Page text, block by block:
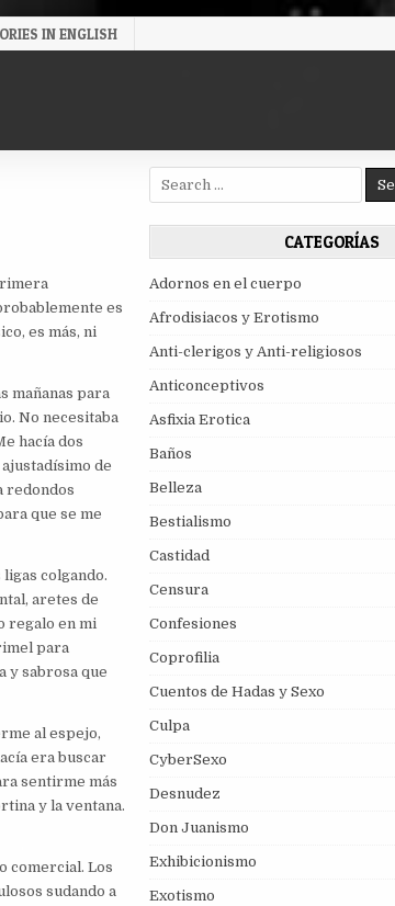
IN ENGLISH
es
es más, ni
mañanas para
No necesitaba
hacía dos
de
redondos
que se me
colgando.
aretes de
regalo en mi
para
y sabrosa que
al espejo,
era buscar
sentirme más
y la ventana.
comercial. Los
sudando a
CATEGORÍAS
Adornos en el cuerpo
Afrodisiacos y Erotismo
Anti-clerigos y Anti-religiosos
Anticonceptivos
Asfixia Erotica
Baños
Belleza
Bestialismo
Castidad
Censura
Confesiones
Coprofilia
Cuentos de Hadas y Sexo
Culpa
CyberSexo
Desnudez
Don Juanismo
Exhibicionismo
Exotismo